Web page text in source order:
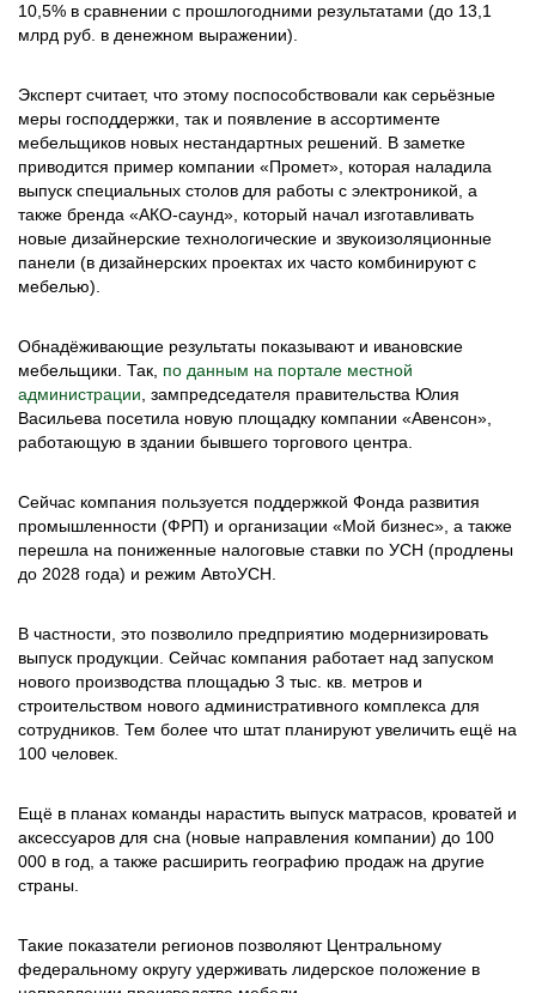
10,5% в сравнении с прошлогодними результатами (до 13,1
млрд руб. в денежном выражении).
Эксперт считает, что этому поспособствовали как серьёзные
меры господдержки, так и появление в ассортименте
мебельщиков новых нестандартных решений. В заметке
приводится пример компании «Промет», которая наладила
выпуск специальных столов для работы с электроникой, а
также бренда «АКО-саунд», который начал изготавливать
новые дизайнерские технологические и звукоизоляционные
панели (в дизайнерских проектах их часто комбинируют с
мебелью).
Обнадёживающие результаты показывают и ивановские
мебельщики. Так, по данным на портале местной
администрации , зампредседателя правительства Юлия
Васильева посетила новую площадку компании «Авенсон»,
работающую в здании бывшего торгового центра.
Сейчас компания пользуется поддержкой Фонда развития
промышленности (ФРП) и организации «Мой бизнес», а также
перешла на пониженные налоговые ставки по УСН (продлены
до 2028 года) и режим АвтоУСН.
В частности, это позволило предприятию модернизировать
выпуск продукции. Сейчас компания работает над запуском
нового производства площадью 3 тыс. кв. метров и
строительством нового административного комплекса для
сотрудников. Тем более что штат планируют увеличить ещё на
100 человек.
Ещё в планах команды нарастить выпуск матрасов, кроватей и
аксессуаров для сна (новые направления компании) до 100
000 в год, а также расширить географию продаж на другие
страны.
Такие показатели регионов позволяют Центральному
федеральному округу удерживать лидерское положение в